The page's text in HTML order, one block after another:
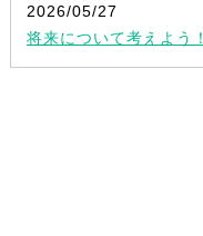
2026/05/27
将来について考えよう！